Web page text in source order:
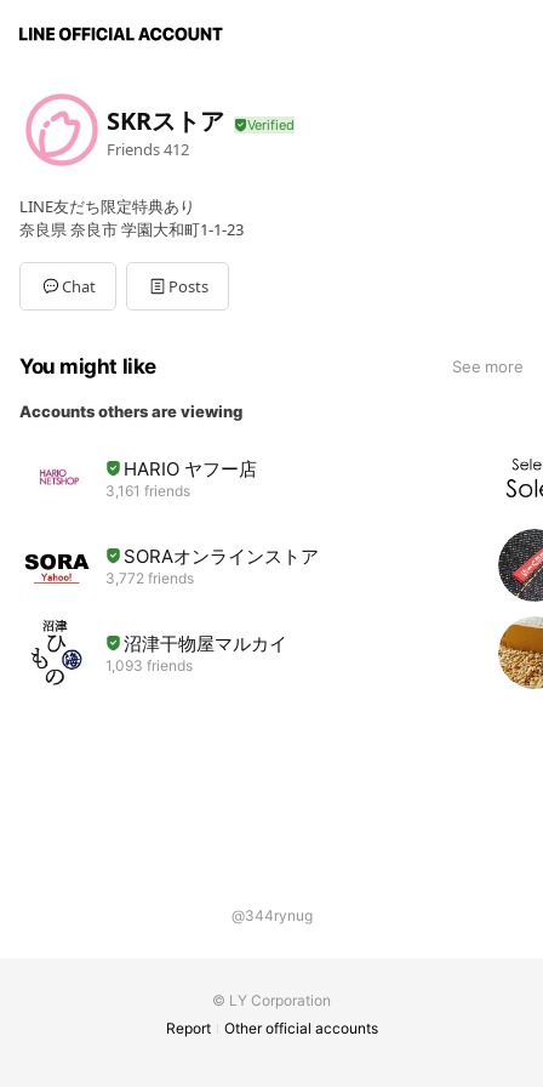
SKRストア
Friends412
LINE友だち限定特典あり
奈良県 奈良市 学園大和町1-1-23
Chat Posts
You might like See more
Accounts others are viewing
HARIO ヤフー店
3,161 friends
SORAオンラインストア
3,772 friends
沼津干物屋マルカイ
1,093 friends
@344rynug
© LY Corporation
Report
Other official accounts